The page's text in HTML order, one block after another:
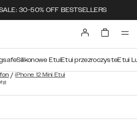
30-50% OFF BESTSELLERS
/ iPhone 12 Mini Etui
Silikonowe EtuiEtui przezroczysteEtui
)